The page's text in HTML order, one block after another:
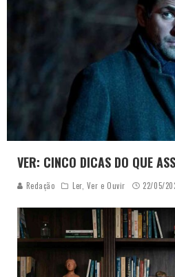
VER: CINCO DICAS DO QUE
Redação Ler, Ver e Ouvir 22/05/